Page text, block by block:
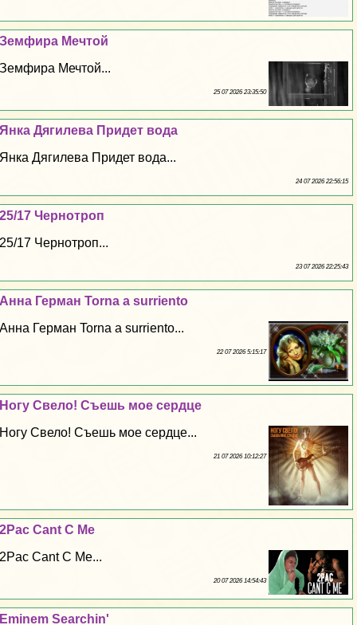
Земфира Мечтой
Земфира Мечтой...
25 07 2026 23:35:50
Янка Дягилева Придет вода
Янка Дягилева Придет вода...
24 07 2026 22:56:15
25/17 Чернотроп
25/17 Чернотроп...
23 07 2026 22:25:43
Анна Герман Torna a surriento
Анна Герман Torna a surriento...
22 07 2026 5:15:17
Ногу Свело! Съешь мое сердце
Ногу Свело! Съешь мое сердце...
21 07 2026 10:12:27
2Pac Cant C Me
2Pac Cant C Me...
20 07 2026 14:54:43
Eminem Searchin'